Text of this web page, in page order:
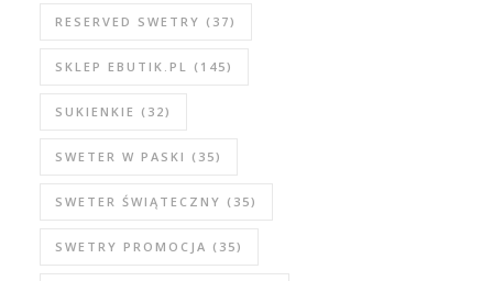
RESERVED SWETRY (37)
SKLEP EBUTIK.PL (145)
SUKIENKIE (32)
SWETER W PASKI (35)
SWETER ŚWIĄTECZNY (35)
SWETRY PROMOCJA (35)